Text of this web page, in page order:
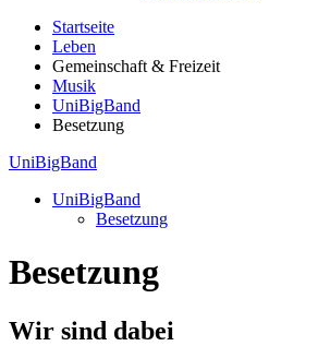
Startseite
Leben
Gemeinschaft & Freizeit
Musik
UniBigBand
Besetzung
UniBigBand
UniBigBand
Besetzung
Besetzung
Wir sind dabei